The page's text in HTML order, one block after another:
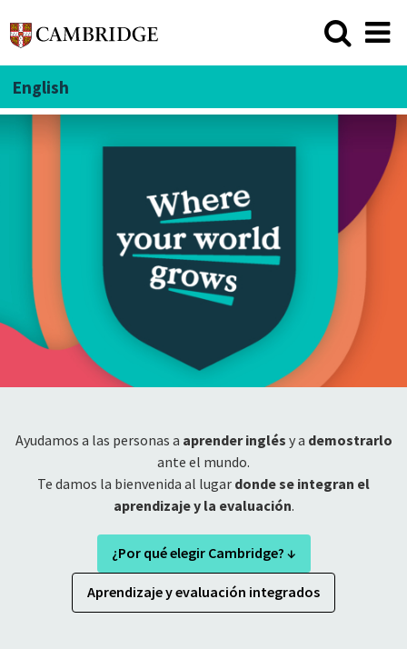
English
Ayudamos a las personas a aprender inglés y a demostrarlo
ante el mundo.
Te damos la bienvenida al lugar donde se integran el
‌‌aprendizaje y la evaluación.
¿Por qué elegir Cambridge? ↓
Aprendizaje y evaluación integrados